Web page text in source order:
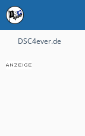
DSC4ever.de